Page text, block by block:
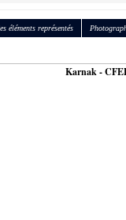
éléments représentés